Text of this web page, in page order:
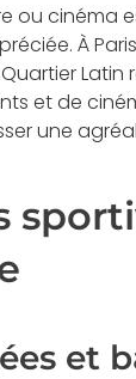
ou cinéma
À
et de
une
et